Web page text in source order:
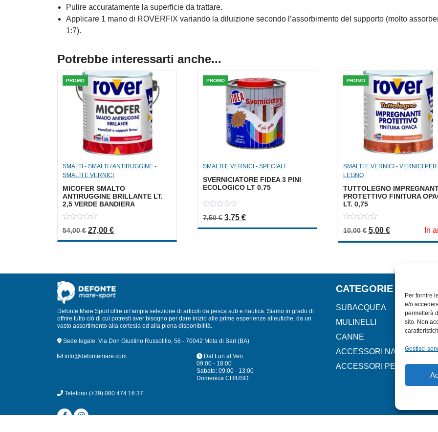
Per fornire
e/o
permetterà
sito. Non
Gestisci
Pulire accuratamente la superficie da trattare.
Applicare 1 mano di ROVERFIX variando la diluizione secondo l’assorbimento del supporto (molto
1:7).
Potrebbe interessarti anche...
PROMO
SMALTI - SMALTI / ANTIRUGGINE -
SMALTI E VERNICI
MICOFER SMALTO
ANTIRUGGINE BRILLANTE LT.
2,5 VERDE BANDIERA
out
54,00€ Il prezzo originale era: 54,00 €.
27,00 €Il prezzo attuale è: 27,00 €.
PROMO
SMALTI E VERNICI- SPECIALI
SVERNICIATORE FIDEA 3 PINI
ECOLOGICO LT 0.75
out
7,50€ Il prezzo originale era: 7,50 €.
3,75 €Il prezzo attuale è: 3,75 €.
PROMO
SMALTI E VERNICI- VERNICI PER
LEGNO
TUTTOLEGNO
PROTETTIVO FINITURA
LT. 0,75
out
5
10,00€ Il prezzo originale
5,00 €Il prezzo In
Defonte Mare Sport offre un'ampia selezione di articoli da pesca sub e nautica. Siamo in grado di
offrire tutto ciò di cui potresti aver bisogno per dare inizio alle prime esperienze alieutiche, da un
vasto assortimento alla cortesia ed alla piena disponibilità.
Sede legale: Via Don Giustino Russolillo, 56 - 70042 Mola di Bari (BA)
info@defontemare.com
Dal Lun al Ven.
09:00 - 18:00
Sabato: 09:00 - 13:00
Domenica CHIUSO
Telefono (+39) 080 474 16 37
CATEGORIE
SUBACQUEA
MULINELLI
CANNE
ACCESSORI NAUTICI
ACCESSORI PESCA